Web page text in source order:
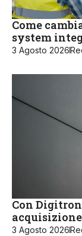
Come
system
3 Agosto 2026
Con
3 Agosto 2026